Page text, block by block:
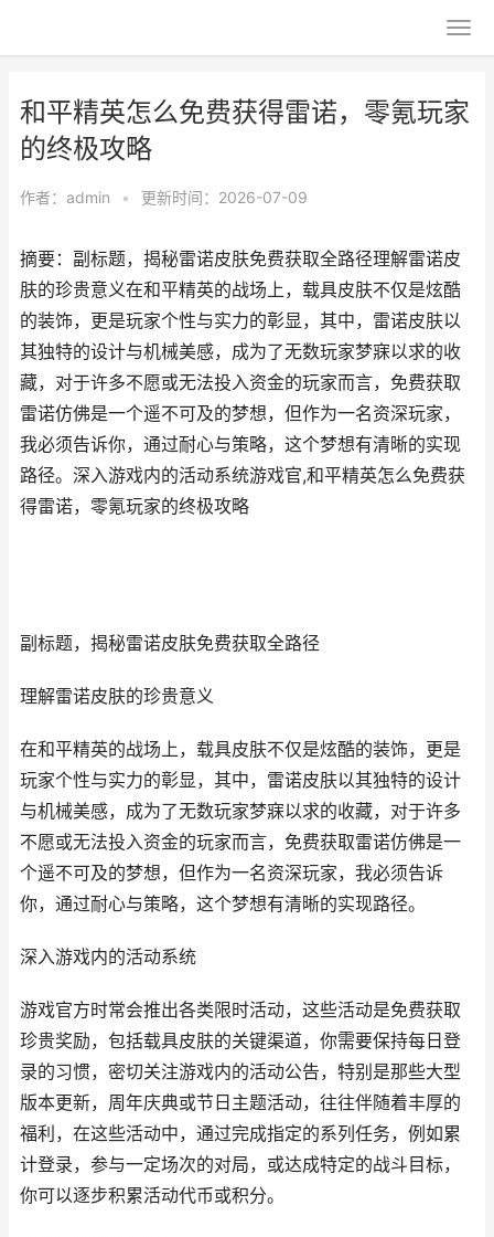
和平精英怎么免费获得雷诺，零氪玩家
的终极攻略
作者： admin • 更新时间：2026-07-09
摘要：副标题，揭秘雷诺皮肤免费获取全路径理解雷诺皮
肤的珍贵意义在和平精英的战场上，载具皮肤不仅是炫酷
的装饰，更是玩家个性与实力的彰显，其中，雷诺皮肤以
其独特的设计与机械美感，成为了无数玩家梦寐以求的收
藏，对于许多不愿或无法投入资金的玩家而言，免费获取
雷诺仿佛是一个遥不可及的梦想，但作为一名资深玩家，
我必须告诉你，通过耐心与策略，这个梦想有清晰的实现
路径。深入游戏内的活动系统游戏官,和平精英怎么免费获
得雷诺，零氪玩家的终极攻略
副标题，揭秘雷诺皮肤免费获取全路径
理解雷诺皮肤的珍贵意义
在和平精英的战场上，载具皮肤不仅是炫酷的装饰，更是
玩家个性与实力的彰显，其中，雷诺皮肤以其独特的设计
与机械美感，成为了无数玩家梦寐以求的收藏，对于许多
不愿或无法投入资金的玩家而言，免费获取雷诺仿佛是一
个遥不可及的梦想，但作为一名资深玩家，我必须告诉
你，通过耐心与策略，这个梦想有清晰的实现路径。
深入游戏内的活动系统
游戏官方时常会推出各类限时活动，这些活动是免费获取
珍贵奖励，包括载具皮肤的关键渠道，你需要保持每日登
录的习惯，密切关注游戏内的活动公告，特别是那些大型
版本更新，周年庆典或节日主题活动，往往伴随着丰厚的
福利，在这些活动中，通过完成指定的系列任务，例如累
计登录，参与一定场次的对局，或达成特定的战斗目标，
你可以逐步积累活动代币或积分。